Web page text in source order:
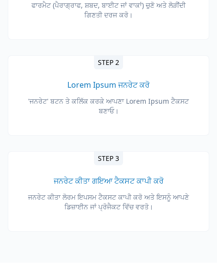
ਫਾਰਮੈਟ (ਪੈਰਾਗ੍ਰਾਫ, ਸ਼ਬਦ, ਬਾਈਟ ਜਾਂ ਵਾਕਾਂ) ਚੁਣੋ ਅਤੇ ਲੋੜੀਂਦੀ
ਗਿਣਤੀ ਦਰਜ ਕਰੋ।
STEP 2
Lorem Ipsum ਜਨਰੇਟ ਕਰੋ
'ਜਨਰੇਟ' ਬਟਨ ਤੇ ਕਲਿੱਕ ਕਰਕੇ ਆਪਣਾ Lorem Ipsum ਟੈਕਸਟ
ਬਣਾਓ।
STEP 3
ਜਨਰੇਟ ਕੀਤਾ ਗਇਆ ਟੈਕਸਟ ਕਾਪੀ ਕਰੋ
ਜਨਰੇਟ ਕੀਤਾ ਲੋਰਮ ਇਪਸਮ ਟੈਕਸਟ ਕਾਪੀ ਕਰੋ ਅਤੇ ਇਸਨੂੰ ਆਪਣੇ
ਡਿਜ਼ਾਈਨ ਜਾਂ ਪ੍ਰੋਜੈਕਟ ਵਿੱਚ ਵਰਤੋ।